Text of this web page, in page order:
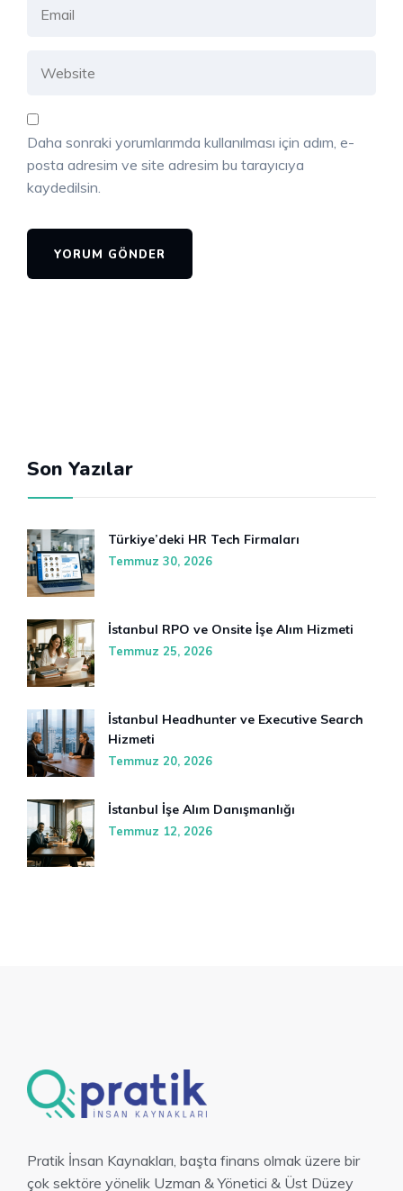
Daha sonraki yorumlarımda kullanılması için adım, e-
posta adresim ve site adresim bu tarayıcıya
kaydedilsin.
Son Yazılar
Türkiye’deki HR Tech Firmaları
Temmuz 30, 2026
İstanbul RPO ve Onsite İşe Alım Hizmeti
Temmuz 25, 2026
İstanbul Headhunter ve Executive Search
Hizmeti
Temmuz 20, 2026
İstanbul İşe Alım Danışmanlığı
Temmuz 12, 2026
Pratik İnsan Kaynakları, başta finans olmak üzere bir
çok sektöre yönelik Uzman & Yönetici & Üst Düzey